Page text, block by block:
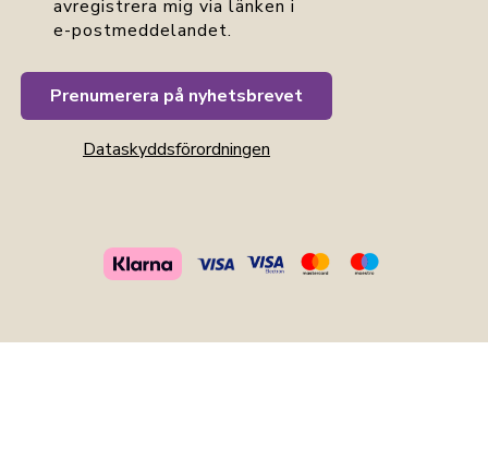
avregistrera mig via länken i
e-postmeddelandet.
Prenumerera på nyhetsbrevet
Dataskyddsförordningen